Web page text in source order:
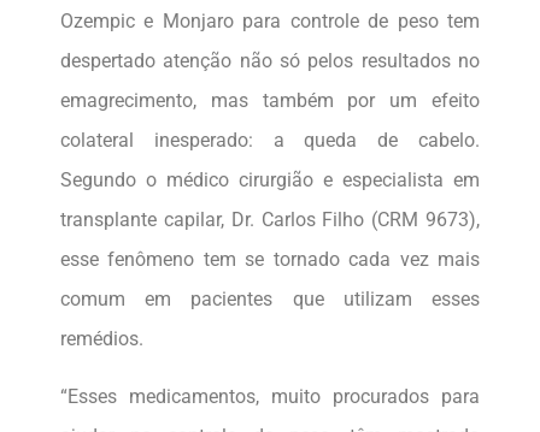
Ozempic e Monjaro para controle de peso tem
despertado atenção não só pelos resultados no
emagrecimento, mas também por um efeito
colateral inesperado: a queda de cabelo.
Segundo o médico cirurgião e especialista em
transplante capilar, Dr. Carlos Filho (CRM 9673),
esse fenômeno tem se tornado cada vez mais
comum em pacientes que utilizam esses
remédios.
“Esses medicamentos, muito procurados para